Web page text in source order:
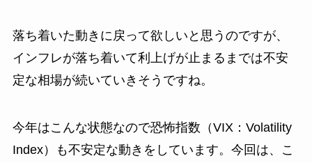
落ち着いた動きに戻って欲しいと思うのですが、
インフレが落ち着いて利上げが止まるまでは不安
定な相場が続いていきそうですね。
今年はこんな状態なので恐怖指数（VIX：Volatility
Index）も不安定な動きをしています。今回は、こ